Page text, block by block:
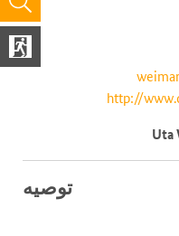
http://
Uta
توصیه